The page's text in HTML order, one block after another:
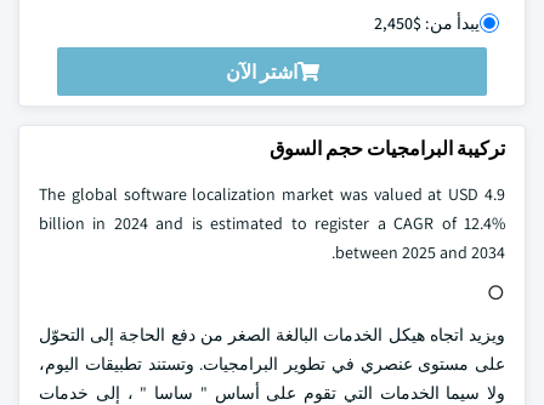
يبدأ من: $2,450
اشتر الآن
تركيبة البرامجيات حجم السوق
The global software localization market was valued at USD 4.9
billion in 2024 and is estimated to register a CAGR of 12.4%
between 2025 and 2034.
○
ويزيد اتجاه هيكل الخدمات البالغة الصغر من دفع الحاجة إلى التحوّل
على مستوى عنصري في تطوير البرامجيات. وتستند تطبيقات اليوم،
ولا سيما الخدمات التي تقوم على أساس " ساسا " ، إلى خدمات